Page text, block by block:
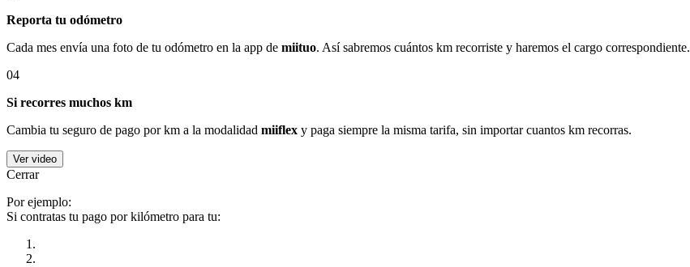
Reporta tu odómetro
Cada mes envía una foto de tu odómetro en la app de miituo. Así sabremos cuántos km recorriste y haremos el cargo correspondiente.
04
Si recorres muchos km
Cambia tu seguro de pago por km a la modalidad miiflex y paga siempre la misma tarifa, sin importar cuantos km recorras.
Ver video
Cerrar
Por ejemplo:
Si contratas tu pago por kilómetro para tu: